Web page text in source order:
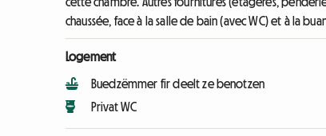
chaussée, face à la salle de bain (avec WC) et à la
Logement
Buedzëmmer fir deelt ze benotzen
Privat WC